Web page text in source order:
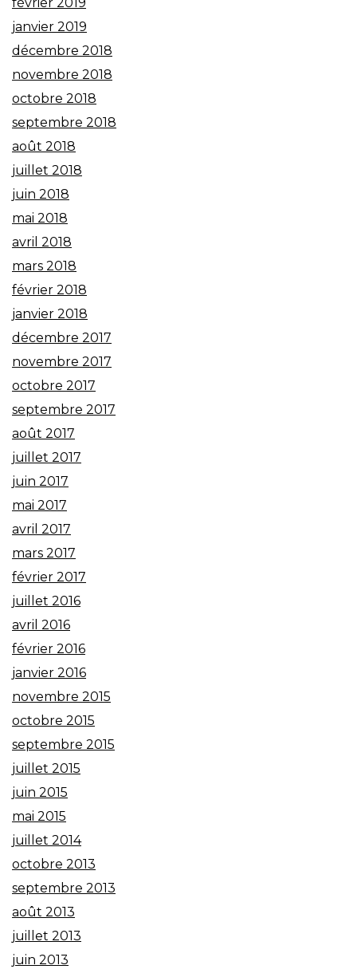
février 2019
janvier 2019
décembre 2018
novembre 2018
octobre 2018
septembre 2018
août 2018
juillet 2018
juin 2018
mai 2018
avril 2018
mars 2018
février 2018
janvier 2018
décembre 2017
novembre 2017
octobre 2017
septembre 2017
août 2017
juillet 2017
juin 2017
mai 2017
avril 2017
mars 2017
février 2017
juillet 2016
avril 2016
février 2016
janvier 2016
novembre 2015
octobre 2015
septembre 2015
juillet 2015
juin 2015
mai 2015
juillet 2014
octobre 2013
septembre 2013
août 2013
juillet 2013
juin 2013